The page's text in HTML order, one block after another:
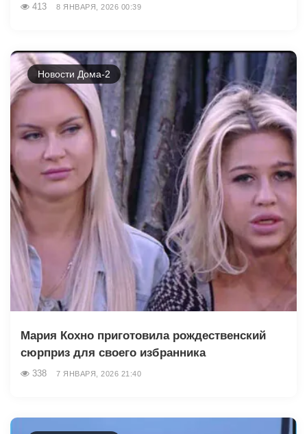
413 8 ЯНВАРЯ, 2026 00:39
Новости Дома-2
Мария Кохно приготовила рождественский
сюрприз для своего избранника
338 7 ЯНВАРЯ, 2026 21:40